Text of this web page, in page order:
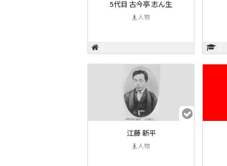
5代目 古今亭 志ん生
人物
江藤 新平
人物